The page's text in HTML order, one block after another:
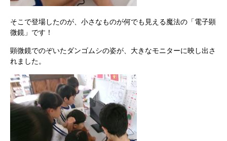
そこで登場したのが、小さなものが何でも見える魔法の「電子顕
微鏡」です！
顕微鏡でのぞいたダンゴムシの姿が、大きなモニターに映し出さ
れました。